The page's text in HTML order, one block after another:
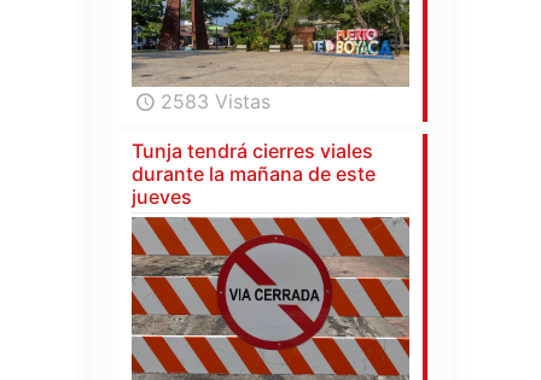
2583 Vistas
Tunja tendrá cierres viales
durante la mañana de este
jueves